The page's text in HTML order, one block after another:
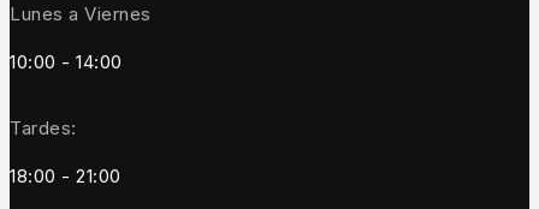
Lunes a Viernes
10:00 - 14:00
Tardes:
18:00 - 21:00